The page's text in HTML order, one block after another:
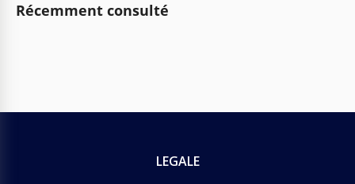
Récemment consulté
LEGALE